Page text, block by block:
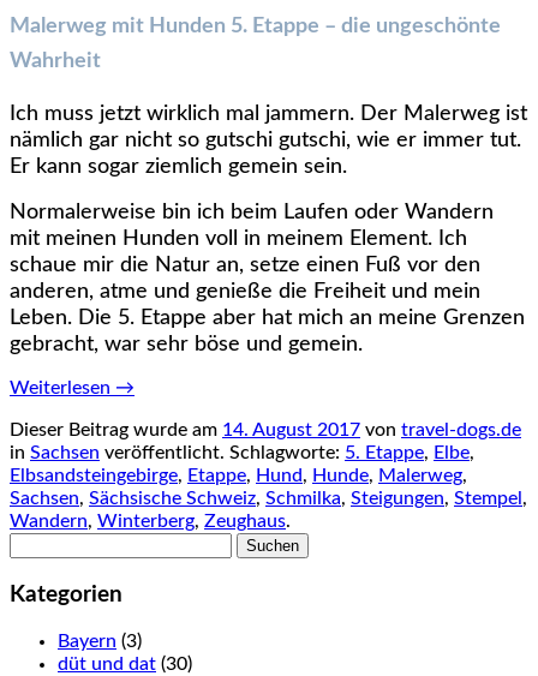
Malerweg mit Hunden 5. Etappe – die ungeschönte
Wahrheit
Ich muss jetzt wirklich mal jammern. Der Malerweg ist
nämlich gar nicht so gutschi gutschi, wie er immer tut.
Er kann sogar ziemlich gemein sein.
Normalerweise bin ich beim Laufen oder Wandern
mit meinen Hunden voll in meinem Element. Ich
schaue mir die Natur an, setze einen Fuß vor den
anderen, atme und genieße die Freiheit und mein
Leben. Die 5. Etappe aber hat mich an meine Grenzen
gebracht, war sehr böse und gemein.
Weiterlesen →
Dieser Beitrag wurde am 14. August 2017 von travel-dogs.de
in Sachsen veröffentlicht. Schlagworte: 5. Etappe, Elbe,
Elbsandsteingebirge, Etappe, Hund, Hunde, Malerweg,
Sachsen, Sächsische Schweiz, Schmilka, Steigungen, Stempel ,
Wandern, Winterberg, Zeughaus.
Kategorien
Bayern (3)
düt und dat (30)